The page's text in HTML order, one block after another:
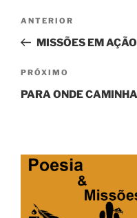
Post
Post
anterior
ANTERIOR
MISSÕES EM AÇÃO
Próximo
post
PRÓXIMO
PARA ONDE